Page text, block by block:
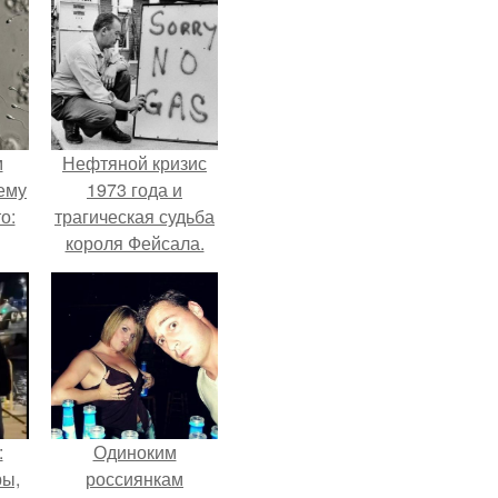
Нефтяной кризис
1973 года и
трагическая судьба
короля Фейсала.
Одиноким
россиянкам